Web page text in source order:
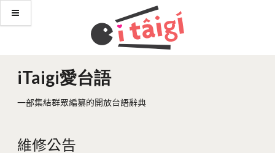
iTaigi愛台語
一部集結群眾編纂的開放台語辭典
維修公告